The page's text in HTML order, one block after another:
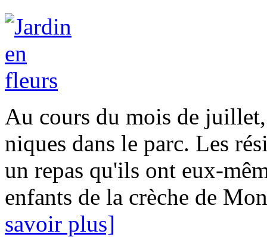
Au cours du mois de
niques dans le parc. Les
un repas qu'ils ont eux-
enfants de la crèche de
savoir plus]